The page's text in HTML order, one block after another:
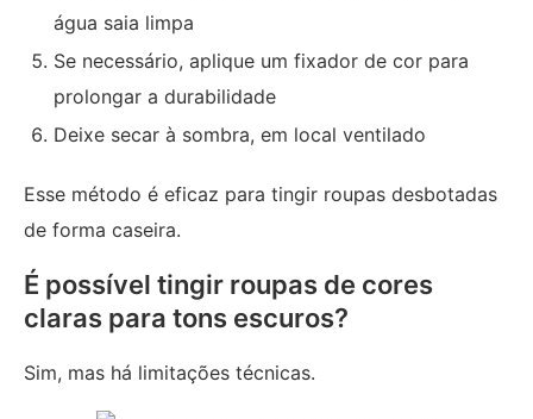
água saia limpa
Se necessário, aplique um fixador de cor para
prolongar a durabilidade
Deixe secar à sombra, em local ventilado
Esse método é eficaz para tingir roupas desbotadas
de forma caseira.
É possível tingir roupas de cores
claras para tons escuros?
Sim, mas há limitações técnicas.